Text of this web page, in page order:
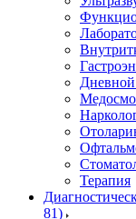
Терапия
81)